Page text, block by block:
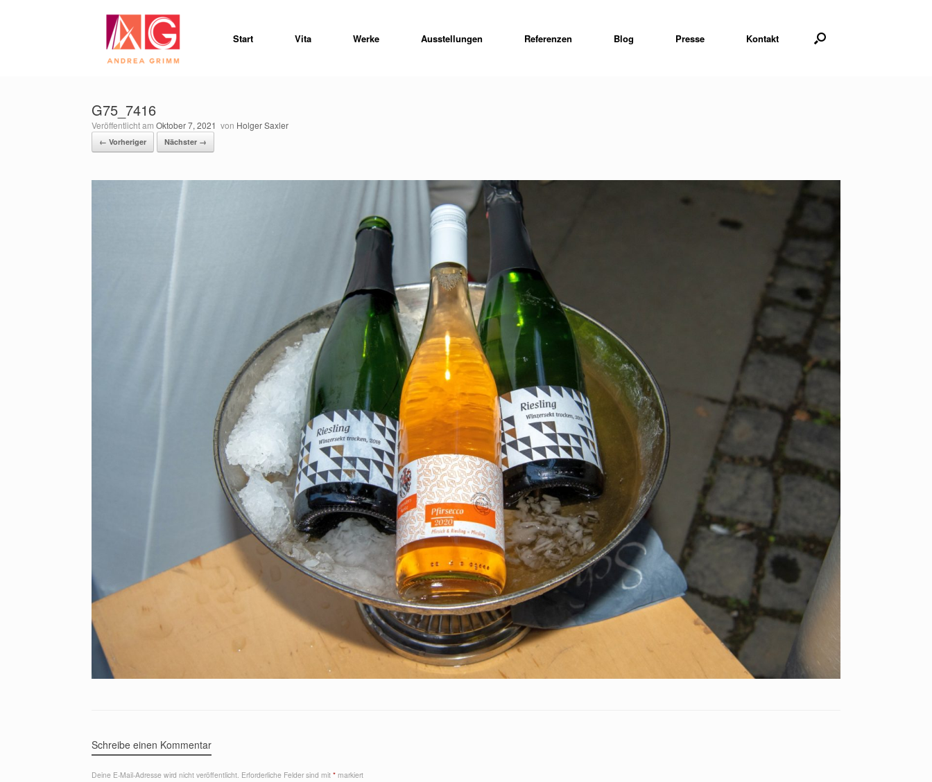
Start Vita Werke Ausstellungen Referenzen Blog Presse Kontakt
G75_7416
Veröffentlicht am Oktober 7, 2021 von Holger Saxler
← Vorheriger Nächster →
Schreibe einen Kommentar
Deine E-Mail-Adresse wird nicht veröffentlicht. Erforderliche Felder sind mit * markiert